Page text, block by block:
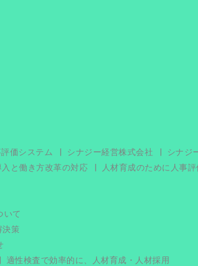
価システム シナジー経営株式会社 シナジ
と働き方改革の対応 人材育成のために人事
いて
決策
適性検査で効率的に、人材育成・人材採用